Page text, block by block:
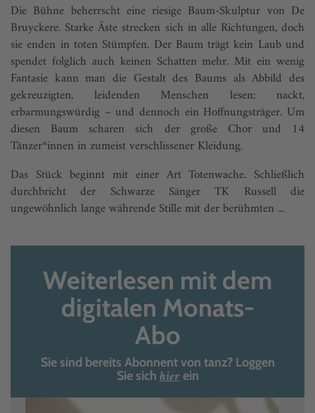
Die Bühne beherrscht eine riesige Baum-Skulptur von De
Bruyckere. Starke Äste strecken sich in alle Richtungen, doch
sie enden in toten Stümpfen. Der Baum trägt kein Laub und
spendet folglich auch keinen Schatten mehr. Mit ein wenig
Fantasie kann man die Gestalt des Baums als Abbild des
gekreuzigten, leidenden Menschen lesen: nackt,
erbarmungswürdig – und dennoch ein Hoffnungsträger. Um
diesen Baum scharen sich der große Chor und 14
Tänzer*innen in zumeist verschlissener Kleidung.
Das Stück beginnt mit einer Art Totenwache. Schließlich
durchbricht der Schwarze Sänger TK Russell die
ungewöhnlich lange währende Stille mit der berühmten ...
Weiterlesen mit dem
digitalen Monats-
Abo
Sie sind bereits Abonnent von tanz? Loggen
Sie sich hierein